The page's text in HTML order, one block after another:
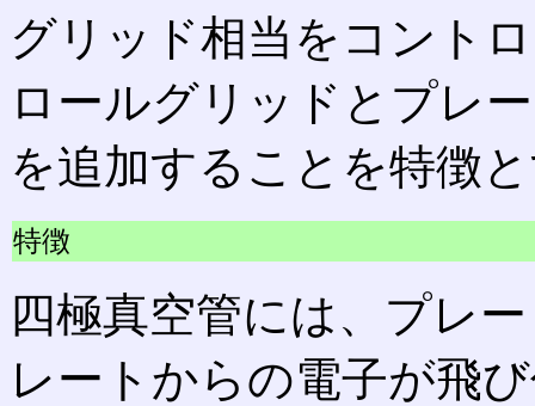
グリッド相当をコント
ロールグリッドとプレ
を追加することを特徴
特徴
四極真空管には、プレ
レートからの電子が飛